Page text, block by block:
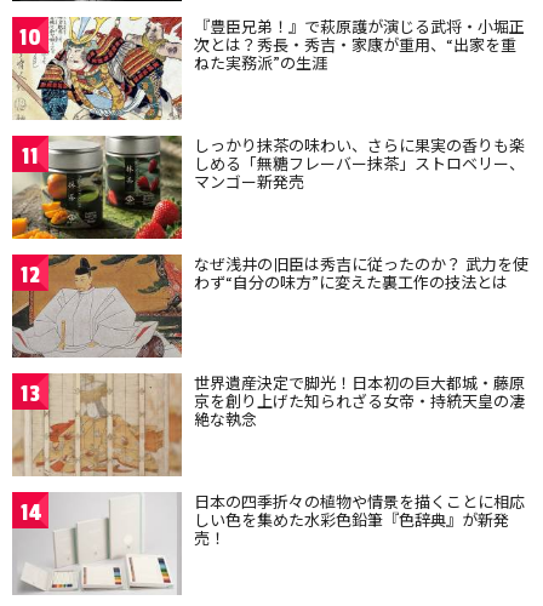
10 『豊臣兄弟！』で萩原護が演じる武将・小堀正
次とは？秀長・秀吉・家康が重用、“出家を重
ねた実務派”の生涯
11 しっかり抹茶の味わい、さらに果実の香りも楽
しめる「無糖フレーバー抹茶」ストロベリー、
マンゴー新発売
12 なぜ浅井の旧臣は秀吉に従ったのか？ 武力を使
わず“自分の味方”に変えた裏工作の技法とは
13 世界遺産決定で脚光！日本初の巨大都城・藤原
京を創り上げた知られざる女帝・持統天皇の凄
絶な執念
14 日本の四季折々の植物や情景を描くことに相応
しい色を集めた水彩色鉛筆『色辞典』が新発
売！